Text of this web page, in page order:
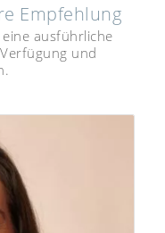
Empfehlung
ausführliche
und